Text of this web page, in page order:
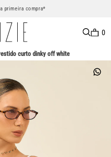
primeira compra*
0
curto dinky off white